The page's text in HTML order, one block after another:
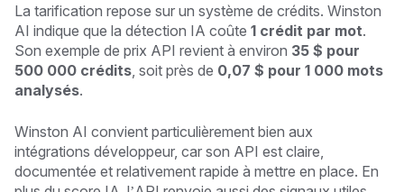
La tarification repose sur un système de crédits. Winston
AI indique que la détection IA coûte 1 crédit par mot.
Son exemple de prix API revient à environ 35 $ pour
500 000 crédits , soit près de 0,07 $ pour 1 000 mots
analysés.
Winston AI convient particulièrement bien aux
intégrations développeur, car son API est claire,
documentée et relativement rapide à mettre en place. En